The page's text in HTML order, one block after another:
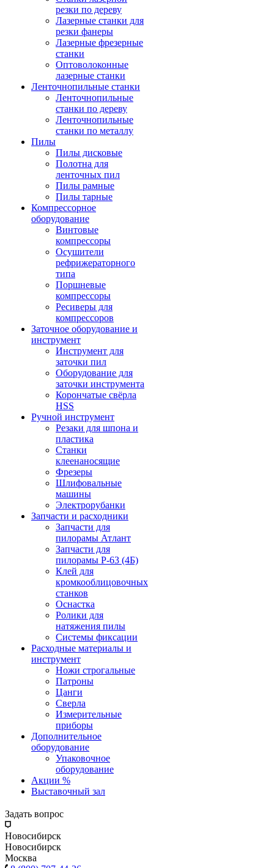
резки по дереву
Лазерные станки для
резки фанеры
Лазерные фрезерные
станки
Оптоволоконные
лазерные станки
Ленточнопильные станки
Ленточнопильные
станки по дереву
Ленточнопильные
станки по металлу
Пилы
Пилы дисковые
Полотна для
ленточных пил
Пилы рамные
Пилы тарные
Компрессорное
оборудование
Винтовые
компрессоры
Осушители
рефрижераторного
типа
Поршневые
компрессоры
Ресиверы для
компрессоров
Заточное оборудование и
инструмент
Инструмент для
заточки пил
Оборудование для
заточки инструмента
Корончатые свёрла
HSS
Ручной инструмент
Резаки для шпона и
пластика
Станки
клеенаносящие
Фрезеры
Шлифовальные
машины
Электрорубанки
Запчасти и расходники
Запчасти для
пилорамы Атлант
Запчасти для
пилорамы Р-63 (4Б)
Клей для
кромкооблицовочных
станков
Оснастка
Ролики для
натяжения пилы
Системы фиксации
Расходные материалы и
инструмент
Ножи строгальные
Патроны
Цанги
Сверла
Измерительные
приборы
Дополнительное
оборудование
Упаковочное
оборудование
Акции %
Выставочный зал
Задать вопрос
Новосибирск
Новосибирск
Москва